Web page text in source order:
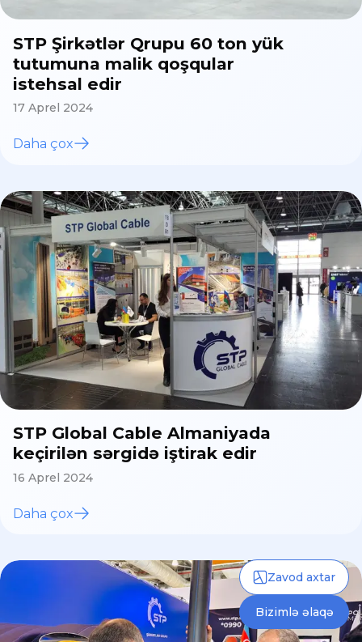
STP Şirkətlər Qrupu 60 ton yük
tutumuna malik qoşqular
istehsal edir
17 Aprel 2024
Daha çox
STP Global Cable Almaniyada
keçirilən sərgidə iştirak edir
16 Aprel 2024
Daha çox
Zavod axtar
Bizimlə əlaqə